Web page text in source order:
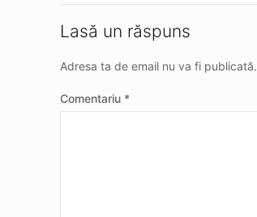
Lasă un răspuns
Adresa ta de email nu va fi publicată.
Comentariu *